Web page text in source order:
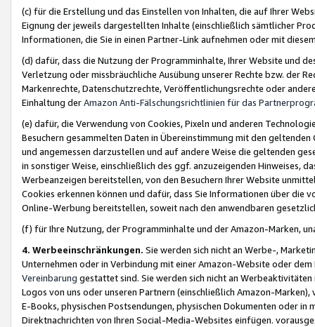
(c) für die Erstellung und das Einstellen von Inhalten, die auf Ihrer
Eignung der jeweils dargestellten Inhalte (einschließlich sämtlicher
Informationen, die Sie in einen Partner-Link aufnehmen oder mit
(d) dafür, dass die Nutzung der Programminhalte, Ihrer Website und
Verletzung oder missbräuchliche Ausübung unserer Rechte bzw. der
Markenrechte, Datenschutzrechte, Veröffentlichungsrechte oder
Einhaltung derAmazon Anti-Fälschungsrichtlinien für das
(e) dafür, die Verwendung von Cookies, Pixeln und anderen
Besuchern gesammelten Daten in Übereinstimmung mit den
und angemessen darzustellen und auf andere Weise die geltenden
in sonstiger Weise, einschließlich des ggf. anzuzeigenden Hinweises,
Werbeanzeigen bereitstellen, von den Besuchern Ihrer Website
Cookies erkennen können und dafür, dass Sie Informationen über die
Online-Werbung bereitstellen, soweit nach den anwendbaren
(f) für Ihre Nutzung, der Programminhalte und der Amazon-Marken,
4. Werbeeinschränkungen. Sie werden sich nicht an Werbe-,
Unternehmen oder in Verbindung mit einer Amazon-Website oder
Vereinbarung gestattet sind. Sie werden sich nicht an
Logos von uns oder unseren Partnern (einschließlich Amazon-
E-Books, physischen Postsendungen, physischen Dokumenten oder in
Direktnachrichten von Ihren Social-Media-Websites einfügen.